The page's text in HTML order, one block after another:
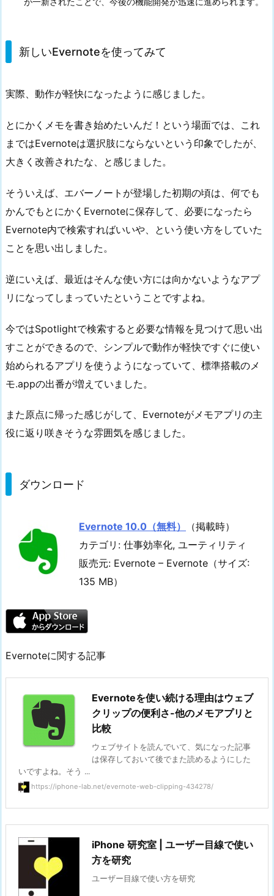
新しいEvernoteを使ってみて
実際、動作が軽快になったように感じました。
とにかくメモを書き始めたいんだ！という場面では、これ
まではEvernoteは選択肢にならないという印象でしたが、
大きく改善されたな、と感じました。
そういえば、エバーノートが登場した初期の頃は、何でも
かんでもとにかくEvernoteに保存して、必要になったら
Evernote内で検索すればいいや、という使い方をしていた
ことを思い出しました。
逆にいえば、最近はそんな使い方には向かないようなアプ
リになってしまっていたということですよね。
今ではSpotlightで検索すると必要な情報を見つけて思い出
すことができるので、シンプルで動作が軽快ですぐに使い
始められるアプリを使うようになっていて、標準搭載のメ
モ.appの出番が増えていました。
また原点に帰った感じがして、Evernoteがメモアプリの主
役に返り咲きそうな雰囲気を感じました。
ダウンロード
Evernote 10.0（無料）
（掲載時）
カテゴリ: 仕事効率化, ユーティリティ
販売元: Evernote – Evernote（サイズ:
135 MB）
Evernoteに関する記事
Evernoteを使い続ける理由はウェブ
クリップの便利さ-他のメモアプリと
比較
ウェブサイトを読んでいて、気になった記事
は保存しておいて後でまた読めるようにした
いですよね。そう ...
https://iphone-lab.net/evernote-web-clipping-434278/
iPhone 研究室 | ユーザー目線で使い
方を研究
ユーザー目線で使い方を研究